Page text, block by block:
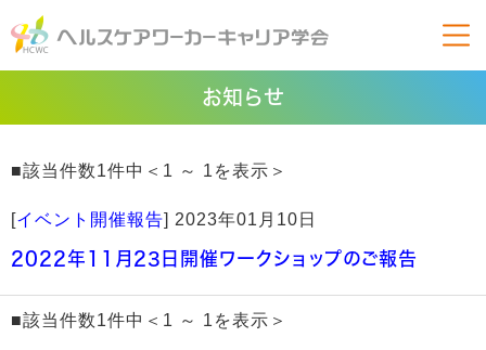
お知らせ
■該当件数1件中＜1 ～ 1を表示＞
[イベント開催報告] 2023年01月10日
2022年11月23日開催ワークショップのご報告
■該当件数1件中＜1 ～ 1を表示＞